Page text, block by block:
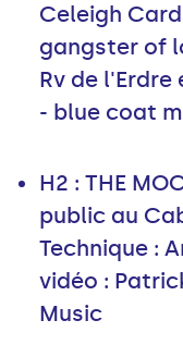
Celeigh
gangster of
Rv de l'Erdre
- blue coat
H2 : THE
public au
Technique :
vidéo :
Music